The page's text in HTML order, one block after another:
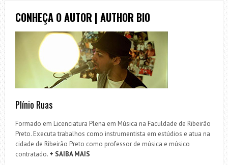
CONHEÇA O AUTOR | AUTHOR BIO
Plínio Ruas
Formado em Licenciatura Plena em Música na Faculdade de Ribeirão
Preto. Executa trabalhos como instrumentista em estúdios e atua na
cidade de Ribeirão Preto como professor de música e músico
contratado. + SAIBA MAIS